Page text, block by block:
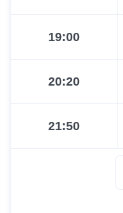
19:00
20:20
21:50